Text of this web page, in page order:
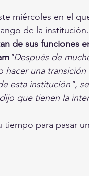
miércoles en el
de la institución.
de sus funciones
"Después de
hacer una
esta institución",
que tienen la
para pasar